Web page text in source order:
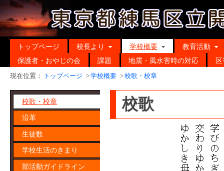
トップページ 校長より 学校概要
教育活動
保護者・おやじの会
課題 地震・風水害時の対応
現在位置： トップページ >学校概要 >校歌・校章
校歌・校章
沿革
生徒数
学校生活のきまり
部活動ガイドライン
校歌